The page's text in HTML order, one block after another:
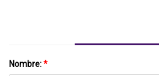
Nombre:*